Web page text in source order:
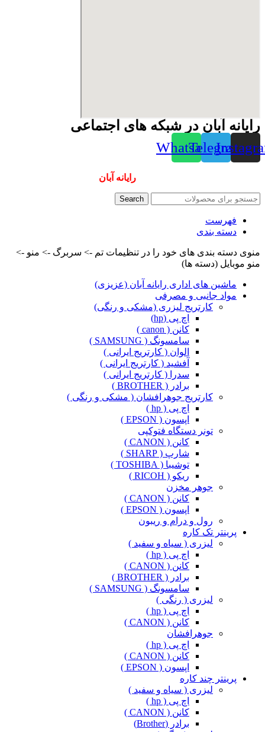
رایانه آبان در شبکه های اجتماعی
Telegram
Whatsapp
رایانه آبان
Search
فهرست
دسته بندی
منوی دسته بندی های خود را در تنظیمات تم -> سربرگ -> منو ->
منو موبایل (دسته ها)
ماشین های اداری رایانه آبان (عزیزی)
مواد جانبی و مصرفی
کارتریج لیزری (مشکی و رنگی)
اچ پی (hp)
کانن ( canon )
سامسونگ ( SAMSUNG )
الوان ( کارتریج ایرانی )
آفشید ( کارتریج ایرانی )
سدرا ( کارتریج ایرانی )
برادر ( BROTHER )
کارتریج جوهرافشان ( مشکی و رنگی )
اچ پی ( hp )
اپسون ( EPSON )
تونر دستگاه فتوکپی
کانن ( CANON )
شارپ ( SHARP )
توشیبا ( TOSHIBA )
ریکو ( RICOH )
جوهر مخزن
کانن ( CANON )
اپسون ( EPSON )
رول و درام و ریبون
پرینتر تک کاره
لیزری ( سیاه و سفید )
اچ پی ( hp )
کانن ( CANON )
برادر ( BROTHER )
سامسونگ ( SAMSUNG )
لیزری ( رنگی )
اچ پی ( hp )
کانن ( CANON )
جوهرافشان
اچ پی ( hp )
کانن ( CANON )
اپسون ( EPSON )
پرینتر چند کاره
لیزری ( سیاه و سفید )
اچ پی ( hp )
کانن ( CANON )
برادر (Brother)